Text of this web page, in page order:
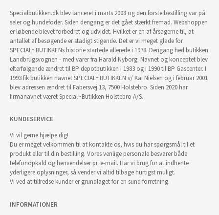
Specialbutikken.dk blev lanceret i marts 2008 og den første bestilling var på
seler og hundefoder. Siden dengang er det gået stærkt fremad. Webshoppen
er løbende blevet forbedret og udvidet. Hvilket er en af årsagerne til, at
antallet af besøgende er stadigt stigende. Det er vi meget glade for.
SPECIAL~BUTIKKENs historie startede allerede i 1978. Dengang hed butikken
Landbrugsvognen - med varer fra Harald Nyborg. Navnet og konceptet blev
efterfølgende ændret til BP depotbutikken i 1983 og i 1990 til BP Gascenter. I
1993 fik butikken navnet SPECIAL~BUTIKKEN v/ Kai Nielsen og i februar 2001
blev adressen ændret til Fabersvej 13, 7500 Holstebro. Siden 2020 har
firmanavnet været Special~Butikken Holstebro A/S.
KUNDESERVICE
Vi vil gerne hjælpe dig!
Du er meget velkommen til at kontakte os, hvis du har spørgsmål til et
produkt eller til din bestilling. Vores venlige personale besvarer både
telefonopkald og henvendelser pr. e-mail. Har vi brug for at indhente
yderligere oplysninger, så vender vi altid tilbage hurtigst muligt.
Vi ved at tilfredse kunder er grundlaget for en sund forretning.
INFORMATIONER